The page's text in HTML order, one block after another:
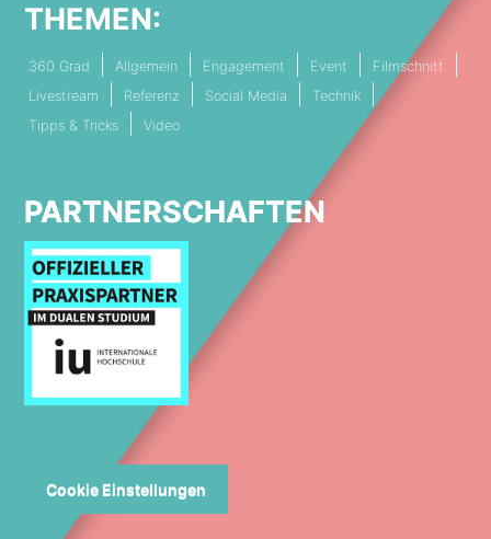
THEMEN:
360 Grad Allgemein Engagement Event
Filmschnitt
Livestream
Referenz Social Media
Technik
Tipps & Tricks
Video
PARTNERSCHAFTEN
Cookie Einstellungen